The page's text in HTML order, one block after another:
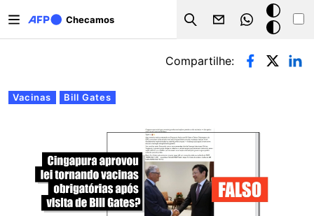
Checamos
Search
Modo
escuro
Abas primárias
Vacinas Bill Gates
Compartilhe: